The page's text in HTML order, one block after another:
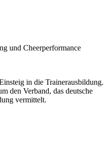
und Cheerperformance
in die Trainerausbildung.
den Verband, das deutsche
vermittelt.